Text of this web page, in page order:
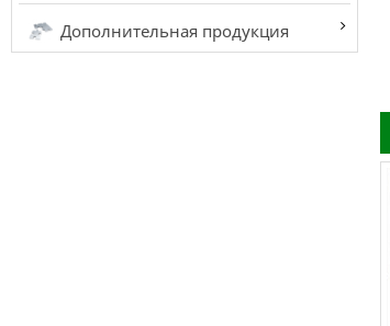
Дополнительная продукция